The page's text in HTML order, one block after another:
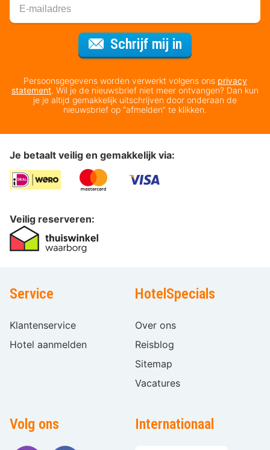
Schrijf mij in
Persoonsgegevens worden verwerkt volgens ons privacy
statement. Wil je de nieuwsbrief niet meer ontvangen? Dan kun
je je altijd gemakkelijk uitschrijven door onderaan de
nieuwsbrief op “afmelden” te klikken.
Je betaalt veilig en gemakkelijk via:
Veilig reserveren:
Service
Klantenservice
Hotel aanmelden
HotelSpecials
Over ons
Reisblog
Sitemap
Vacatures
Volg ons Internationaal